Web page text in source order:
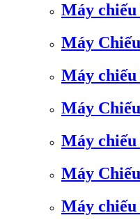
Máy
Máy
Máy chiếu
Máy
Máy
Máy
Máy